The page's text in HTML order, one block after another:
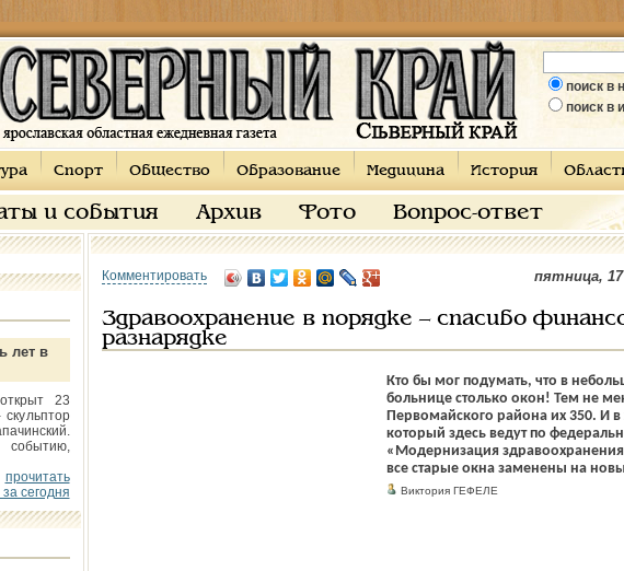
поиск в
поиск в
Спорт Общество Образование Медицина История
и события Архив Фото Вопрос-ответ
лет в
23
прочитать
сегодня
Комментировать пятница, 17
Здравоохранение в порядке – спасибо
разнарядке
Кто бы мог подумать, что в
больнице столько окон! Тем не
Первомайского района их 350. И
который здесь ведут по
«Модернизация
все старые окна заменены на
Виктория ГЕФЕЛЕ